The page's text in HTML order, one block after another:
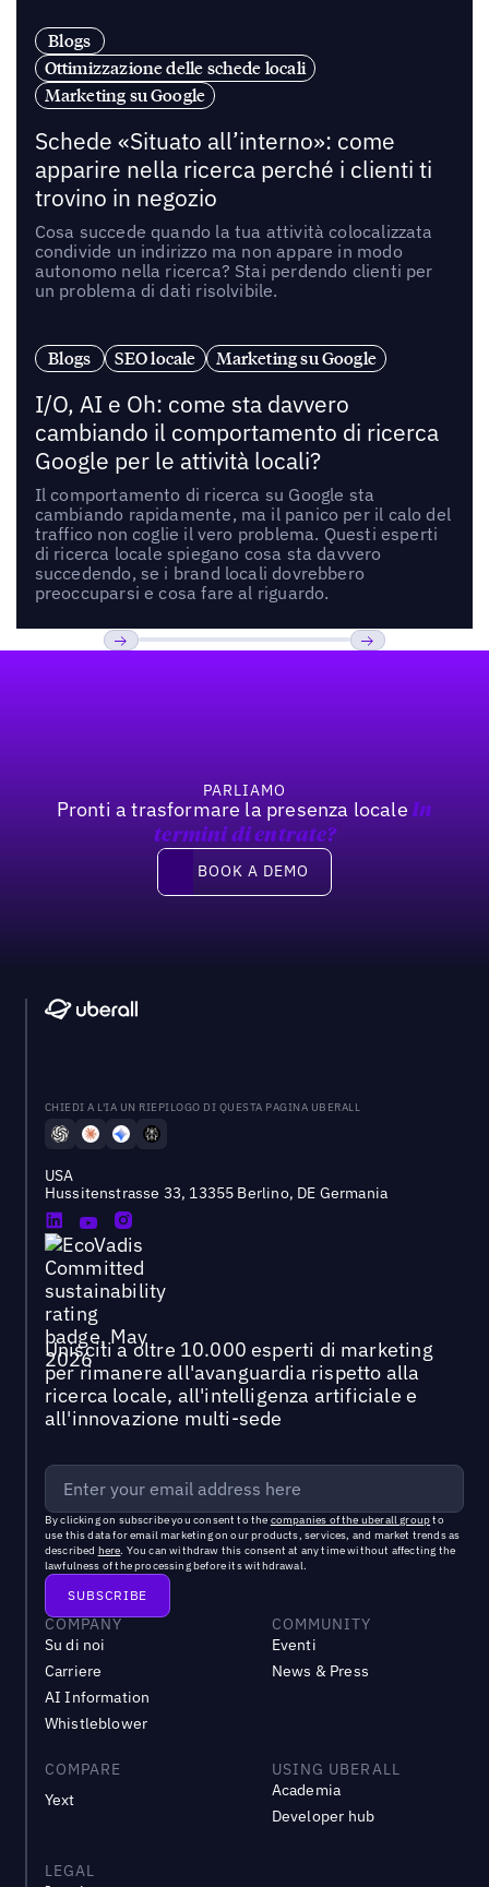
Blogs
Ottimizzazione delle schede locali
Marketing su Google
Schede «Situato all’interno»: come
apparire nella ricerca perché i clienti ti
trovino in negozio
Cosa succede quando la tua attività colocalizzata
condivide un indirizzo ma non appare in modo
autonomo nella ricerca? Stai perdendo clienti per
un problema di dati risolvibile.
Blogs SEO locale Marketing su Google
I/O, AI e Oh: come sta davvero
cambiando il comportamento di ricerca
Google per le attività locali?
Il comportamento di ricerca su Google sta
cambiando rapidamente, ma il panico per il calo del
traffico non coglie il vero problema. Questi esperti
di ricerca locale spiegano cosa sta davvero
succedendo, se i brand locali dovrebbero
preoccuparsi e cosa fare al riguardo.
PARLIAMO
Pronti a trasformare la presenza locale In
termini di entrate?
Book a demo
BOOK A DEMO
CHIEDI A L'IA UN RIEPILOGO DI QUESTA PAGINA UBERALL
USA
Hussitenstrasse 33, 13355 Berlino, DE Germania
Unisciti a oltre 10.000 esperti di marketing
per rimanere all'avanguardia rispetto alla
ricerca locale, all'intelligenza artificiale e
all'innovazione multi-sede
By clicking on subscribe you consent to the companies of the uberall groupto
use this data for email marketing on our products, services, and market trends as
described here. You can withdraw this consent at any time without affecting the
lawfulness of the processing before its withdrawal.
COMPANY
Su di noi
Carriere
AI Information
Whistleblower
COMMUNITY
Eventi
News & Press
COMPARE
Yext
USING UBERALL
Academia
Developer hub
LEGAL